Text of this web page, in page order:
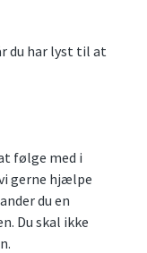
du har lyst til at
følge med i
gerne hjælpe
du en
Du skal ikke